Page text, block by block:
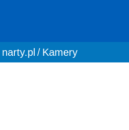
You are here:
narty.pl Kamery